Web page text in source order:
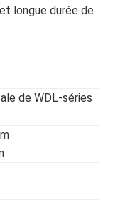
longue durée de
de WDL-séries